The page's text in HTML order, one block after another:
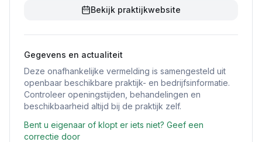
Bekijk praktijkwebsite
Gegevens en actualiteit
Deze onafhankelijke vermelding is samengesteld uit
openbaar beschikbare praktijk- en bedrijfsinformatie.
Controleer openingstijden, behandelingen en
beschikbaarheid altijd bij de praktijk zelf.
Bent u eigenaar of klopt er iets niet? Geef een
correctie door